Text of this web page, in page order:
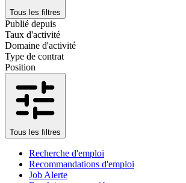
Tous les filtres
Publié depuis
Taux d'activité
Domaine d'activité
Type de contrat
Position
Tous les filtres
Recherche d'emploi
Recommandations d'emploi
Job Alerte